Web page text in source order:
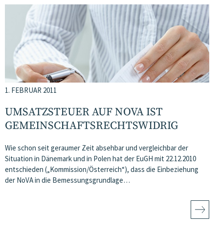
1. FEBRUAR 2011
UMSATZSTEUER AUF NOVA IST
GEMEINSCHAFTSRECHTSWIDRIG
Wie schon seit geraumer Zeit absehbar und vergleichbar der
Situation in Dänemark und in Polen hat der EuGH mit 22.12.2010
entschieden („Kommission/Österreich“), dass die Einbeziehung
der NoVA in die Bemessungsgrundlage…